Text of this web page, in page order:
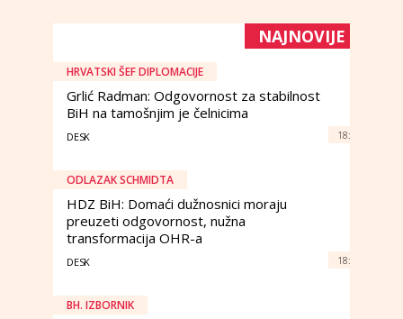
NAJNOVIJE
HRVATSKI ŠEF DIPLOMACIJE
Grlić Radman: Odgovornost za stabilnost
BiH na tamošnjim je čelnicima
DESK 18:
ODLAZAK SCHMIDTA
HDZ BiH: Domaći dužnosnici moraju
preuzeti odgovornost, nužna
transformacija OHR-a
DESK 18:
BH. IZBORNIK